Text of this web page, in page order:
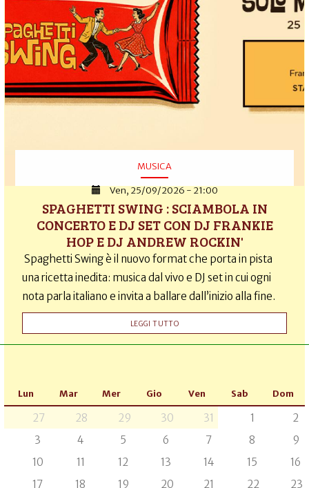
MUSICA
Ven, 25/09/2026 - 21:00
SPAGHETTI SWING : SCIAMBOLA IN
CONCERTO E DJ SET CON DJ FRANKIE
HOP E DJ ANDREW ROCKIN'
Spaghetti Swing è il nuovo format che porta in pista
una ricetta inedita: musica dal vivo e DJ set in cui ogni
nota parla italiano e invita a ballare dall’inizio alla fine.
LEGGI TUTTO
Lun Mar Mer Gio Ven Sab Dom
27 28 29 30 31 1
2
3
4 5 6 7 8
9
10
11 12 13 14 15
16
17
18 19 20 21 22 23